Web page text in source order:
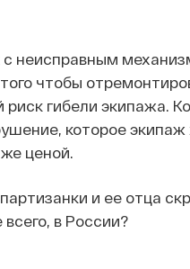
с неисправным
чтобы
гибели экипажа.
которое экипаж
ценой.
и ее отца
в России?